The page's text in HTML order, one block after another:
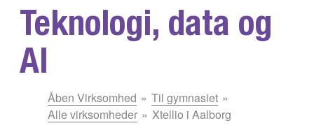
Teknologi, data og
AI
Åben Virksomhed
Til gymnasiet
Alle virksomheder
Xtellio i Aalborg